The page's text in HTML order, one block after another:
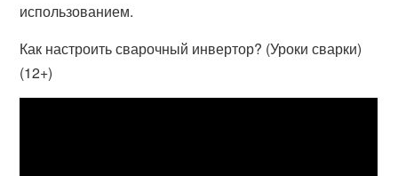
использованием.
Как настроить сварочный инвертор? (Уроки сварки)
(12+)